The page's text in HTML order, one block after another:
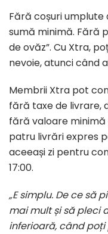
Fără coșuri
sumă minimă. Fără
de ovăz”. Cu Xtra,
nevoie, atunci când
Membrii Xtra pot
fără taxe de livrare,
fără valoare minimă
patru livrări expres
aceeași zi pentru
17:00.
„E simplu. De ce să
mai mult și să pleci
inferioară, când